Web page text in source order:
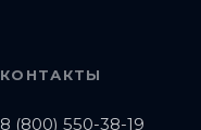
КОНТАКТЫ
8 (800) 550-38-19